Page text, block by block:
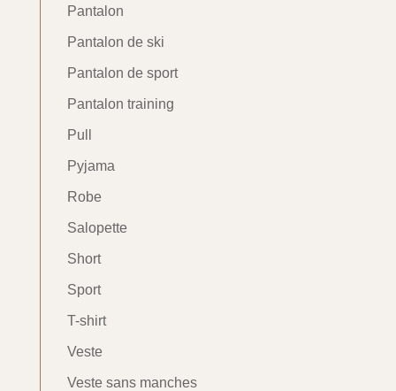
Pantalon
Pantalon de ski
Pantalon de sport
Pantalon training
Pull
Pyjama
Robe
Salopette
Short
Sport
T-shirt
Veste
Veste sans manches